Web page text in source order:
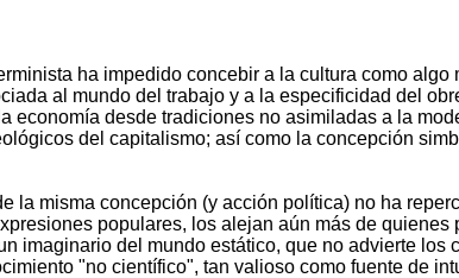
ha impedido concebir a la cultura como
al mundo del trabajo y a la especificidad del
economía desde tradiciones no asimiladas a la
del capitalismo; así como la concepción
la misma concepción (y acción política) no ha
populares, los alejan aún más de
imaginario del mundo estático, que no advierte
"no científico", tan valioso como fuente de